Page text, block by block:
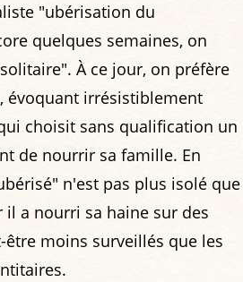
"ubérisation du
quelques semaines, on
À ce jour, on préfère
évoquant irrésistiblement
choisit sans qualification un
de nourrir sa famille. En
n'est pas plus isolé que
a nourri sa haine sur des
être moins surveillés que les